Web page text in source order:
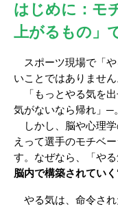
はじめに：モ
上がるもの」
スポーツ現場で「や
いことではありません
「もっとやる気を出
気がないなら帰れ」─。
しかし、脳や心理学
えって選手のモチベ
す。なぜなら、「や
脳内で構築されてい
やる気は、命令され